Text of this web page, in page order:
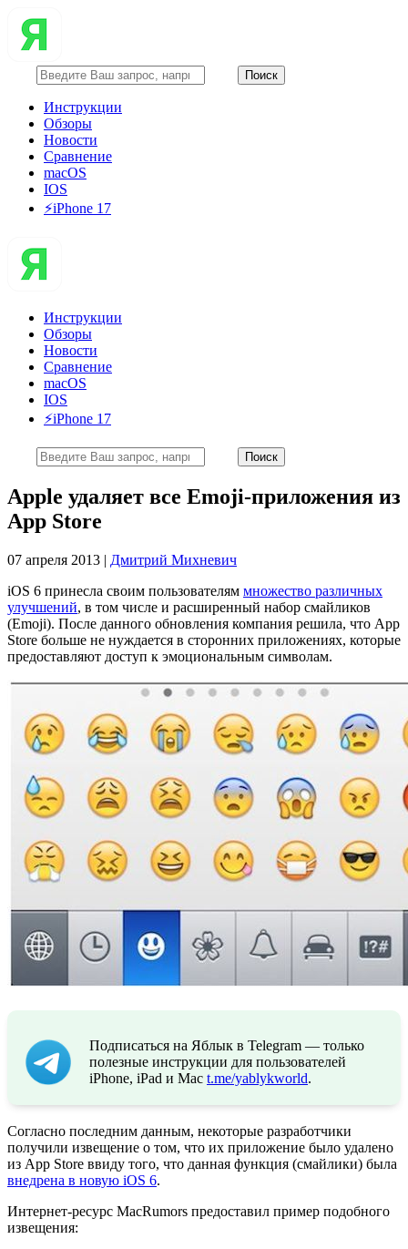
Инструкции
Обзоры
Новости
Сравнение
macOS
IOS
⚡️iPhone 17
Инструкции
Обзоры
Новости
Сравнение
macOS
IOS
⚡️iPhone 17
Apple удаляет все Emoji-приложения из
App Store
07 апреля 2013 | Дмитрий Михневич
iOS 6 принесла своим пользователям множество различных
улучшений, в том числе и расширенный набор смайликов
(Emoji). После данного обновления компания решила, что App
Store больше не нуждается в сторонних приложениях, которые
предоставляют доступ к эмоциональным символам.
Подписаться на Яблык в Telegram — только
полезные инструкции для пользователей
iPhone, iPad и Mac t.me/yablykworld.
Согласно последним данным, некоторые разработчики
получили извещение о том, что их приложение было удалено
из App Store ввиду того, что данная функция (смайлики) была
внедрена в новую iOS 6.
Интернет-ресурс MacRumors предоставил пример подобного
извещения: